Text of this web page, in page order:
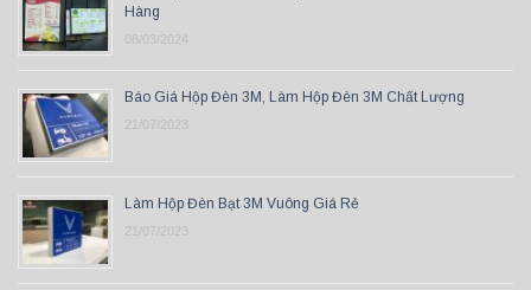
Hàng
08/03/2024
Báo Giá Hộp Đèn 3M, Làm Hộp Đèn 3M Chất Lượng
21/07/2023
Làm Hộp Đèn Bạt 3M Vuông Giá Rẻ
21/07/2023